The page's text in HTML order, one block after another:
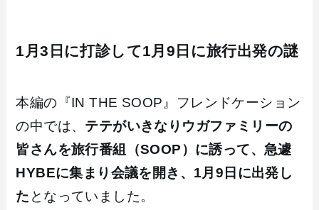
1月3日に打診して1月9日に旅行出発の謎
本編の『IN THE SOOP』フレンドケーション
の中では、 テテがいきなりウガファミリーの
皆さんを旅行番組（SOOP）に誘って、急遽
HYBEに集まり会議を開き、1月9日に出発し
た となっていました。